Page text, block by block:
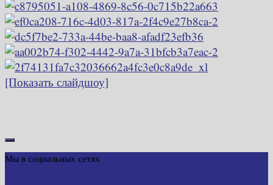
[Показать слайдшоу]
Мы в социальных сетях